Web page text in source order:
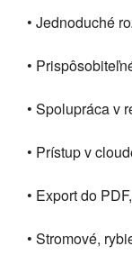
• Jednoduché
•
• Spolupráca v
• Prístup v
• Export do
• Stromové,